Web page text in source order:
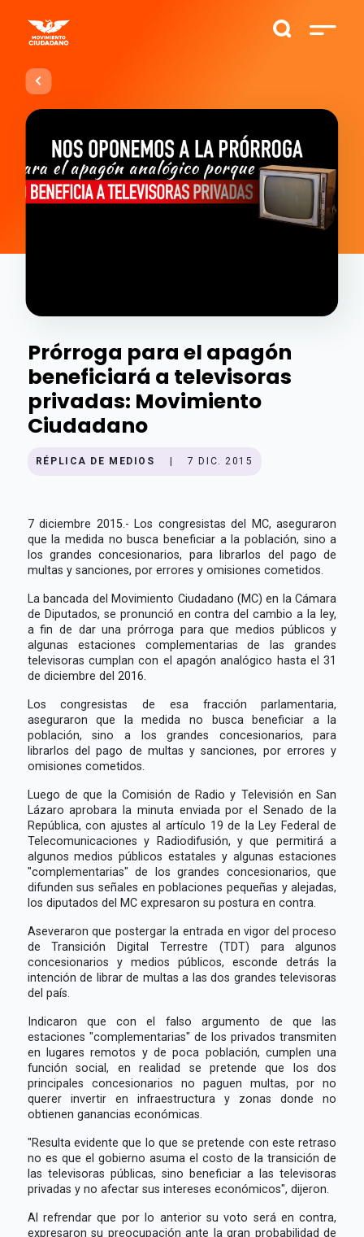
Prórroga para el apagón
beneficiará a televisoras
privadas: Movimiento
Ciudadano
RÉPLICA DE MEDIOS 7 DIC. 2015
7 diciembre 2015.- Los congresistas del MC, aseguraron
que la medida no busca beneficiar a la población, sino a
los grandes concesionarios, para librarlos del pago de
multas y sanciones, por errores y omisiones cometidos.
La bancada del Movimiento Ciudadano (MC) en la Cámara
de Diputados, se pronunció en contra del cambio a la ley,
a fin de dar una prórroga para que medios públicos y
algunas estaciones complementarias de las grandes
televisoras cumplan con el apagón analógico hasta el 31
de diciembre del 2016.
Los congresistas de esa fracción parlamentaria,
aseguraron que la medida no busca beneficiar a la
población, sino a los grandes concesionarios, para
librarlos del pago de multas y sanciones, por errores y
omisiones cometidos.
Luego de que la Comisión de Radio y Televisión en San
Lázaro aprobara la minuta enviada por el Senado de la
República, con ajustes al artículo 19 de la Ley Federal de
Telecomunicaciones y Radiodifusión, y que permitirá a
algunos medios públicos estatales y algunas estaciones
"complementarias" de los grandes concesionarios, que
difunden sus señales en poblaciones pequeñas y alejadas,
los diputados del MC expresaron su postura en contra.
Aseveraron que postergar la entrada en vigor del proceso
de Transición Digital Terrestre (TDT) para algunos
concesionarios y medios públicos, esconde detrás la
intención de librar de multas a las dos grandes televisoras
del país.
Indicaron que con el falso argumento de que las
estaciones "complementarias" de los privados transmiten
en lugares remotos y de poca población, cumplen una
función social, en realidad se pretende que los dos
principales concesionarios no paguen multas, por no
querer invertir en infraestructura y zonas donde no
obtienen ganancias económicas.
"Resulta evidente que lo que se pretende con este retraso
no es que el gobierno asuma el costo de la transición de
las televisoras públicas, sino beneficiar a las televisoras
privadas y no afectar sus intereses económicos", dijeron.
Al refrendar que por lo anterior su voto será en contra,
expresaron su preocupación ante la gran probabilidad de